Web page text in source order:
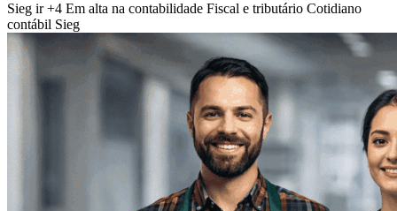
Sieg ir+4 Em alta na contabilidade Fiscal e tributário Cotidiano
contábil Sieg